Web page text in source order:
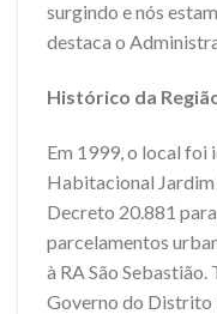
surgindo e nós
destaca o
Histórico da
Em 1999, o local
Habitacional
Decreto 20.881
parcelamentos
à RA São Sebastião.
Governo do Distrito